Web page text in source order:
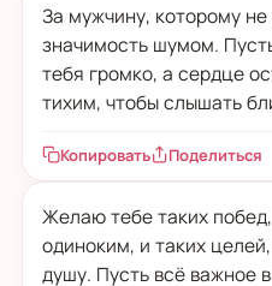
За мужчину, которому
значимость шумом.
тебя громко, а сердце
тихим, чтобы слышать
Копировать Поделиться
Желаю тебе таких
одиноким, и таких
душу. Пусть всё важное